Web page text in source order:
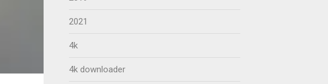
2021
4k
4k downloader